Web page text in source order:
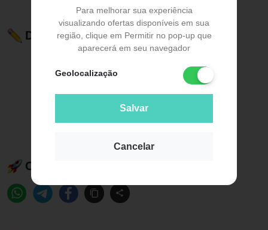
Para melhorar sua experiência
visualizando ofertas disponíveis em sua
região, clique em Permitir no pop-up que
aparecerá em seu navegador
Geolocalização
Salvar
Cancelar
Descrição do Produto
Compartilhe esse produto: